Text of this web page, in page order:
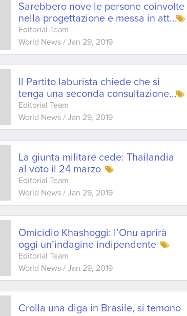
Sarebbero nove le persone coinvolte
nella progettazione e messa in att...
Editorial Team
World News /Jan 29, 2019
Il Partito laburista chiede che si
tenga una seconda consultazione...
Editorial Team
World News /Jan 29, 2019
La giunta militare cede: Thailandia
al voto il 24 marzo
Editorial Team
World News /Jan 29, 2019
Omicidio Khashoggi: l’Onu aprirà
oggi un’indagine indipendente
Editorial Team
World News /Jan 29, 2019
Crolla una diga in Brasile, si temono